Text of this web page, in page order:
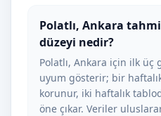
Polatlı, Ankara
düzeyi nedir?
Polatlı, Ankara için ilk üç
uyum gösterir; bir
korunur, iki haftalık
öne çıkar. Veriler